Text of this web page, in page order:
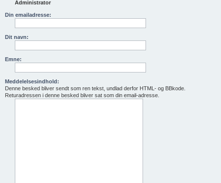
Administrator
Din emailadresse:
Dit navn:
Emne:
Meddelelsesindhold:
Denne besked bliver sendt som ren tekst, undlad derfor HTML- og BBkode.
Returadressen i denne besked bliver sat som din email-adresse.